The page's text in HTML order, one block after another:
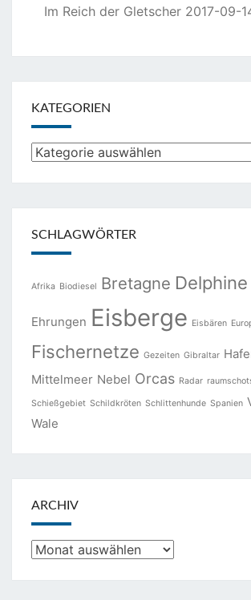
Im Reich der Gletscher 2017-09-
KATEGORIEN
Kategorien
SCHLAGWÖRTER
Afrika Biodiesel Bretagne Delphine
Ehrungen Eisberge Eisbären
Fischernetze Gezeiten Gibraltar
Mittelmeer Nebel Orcas Radar
Schießgebiet Schildkröten Schlittenhunde Spanien
Wale
ARCHIV
Archiv